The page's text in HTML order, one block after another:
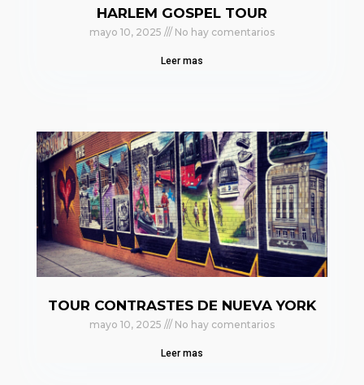
HARLEM GOSPEL TOUR
mayo 10, 2025 No hay comentarios
Leer mas
TOUR CONTRASTES DE NUEVA YORK
mayo 10, 2025 No hay comentarios
Leer mas